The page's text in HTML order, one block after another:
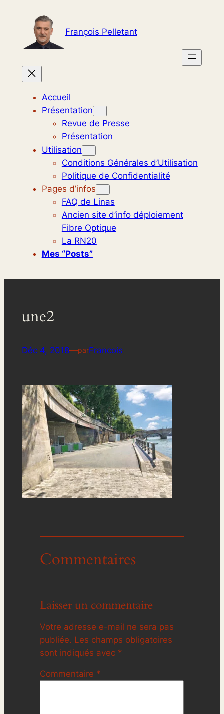
contenu
François Pelletant
Accueil
Présentation
Revue de Presse
Présentation
Utilisation
Conditions Générales d’Utilisation
Politique de Confidentialité
Pages d’infos
FAQ de Linas
Ancien site d’info déploiement
Fibre Optique
La RN20
Mes “posts”
une2
Déc 4, 2018—parFrancois
Commentaires
Laisser un commentaire
Votre adresse e-mail ne sera pas
publiée. Les champs obligatoires
sont indiqués avec *
Commentaire *